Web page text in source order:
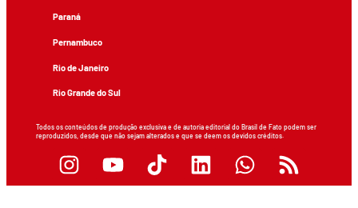
Paraná
Pernambuco
Rio de Janeiro
Rio Grande do Sul
Todos os conteúdos de produção exclusiva e de autoria editorial do Brasil de Fato podem ser
reproduzidos, desde que não sejam alterados e que se deem os devidos créditos.